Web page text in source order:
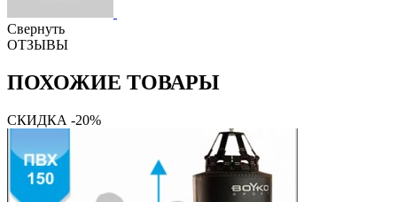
Свернуть
ОТЗЫВЫ
ПОХОЖИЕ ТОВАРЫ
СКИДКА -20%